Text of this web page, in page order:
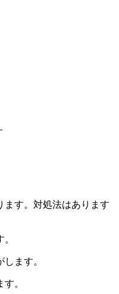
ます。対処法はあります
ます。
。